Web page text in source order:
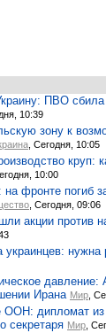
ПВО
10:39
зону к
, Сегодня, 10:05
круп:
10:00
фронте погиб
, Сегодня, 09:06
акции против
нужна
Ирана Мир ,
дипломат из
секретаря Мир ,